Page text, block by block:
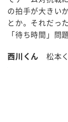
の拍手が大きい
とか。それだっ
「待ち時間」問
西川くん 松本